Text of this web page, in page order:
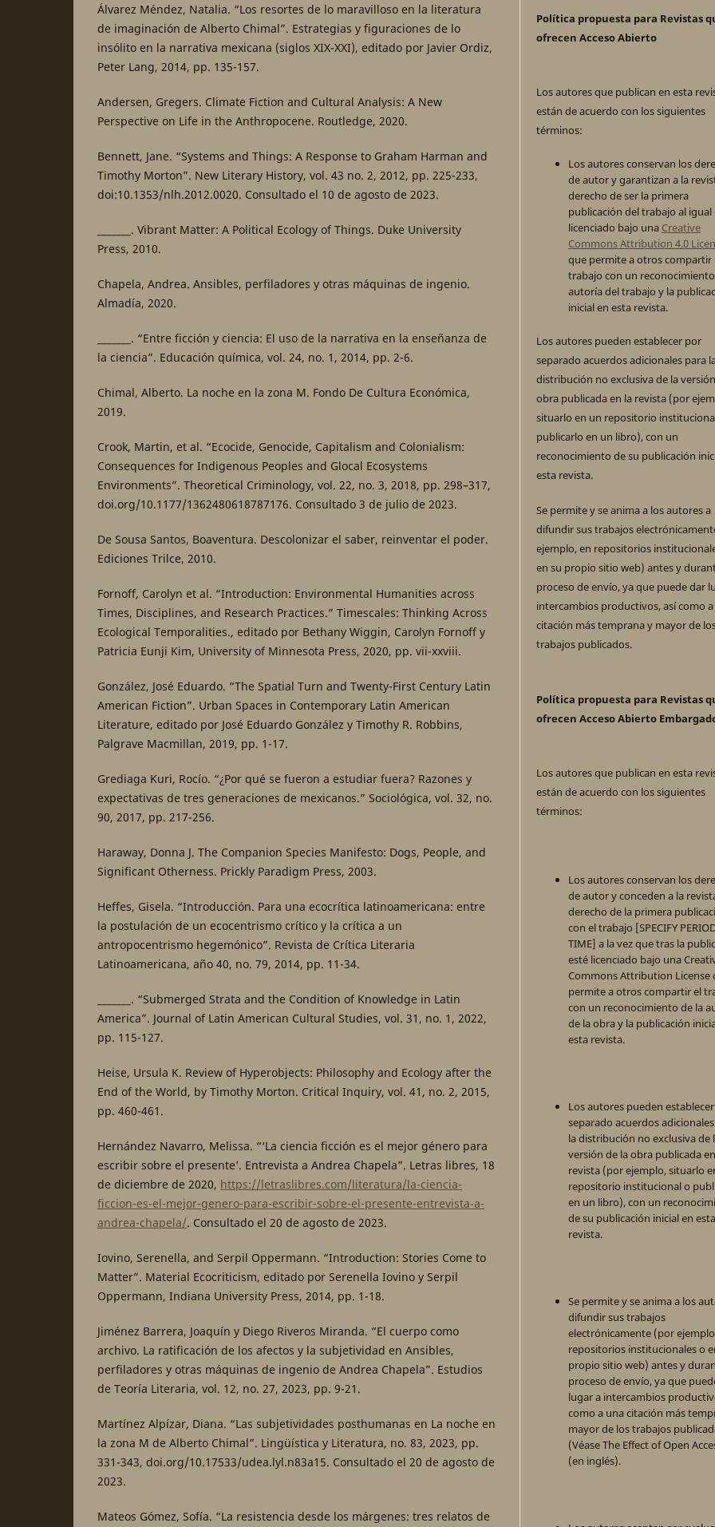
Álvarez Méndez, Natalia. “Los resortes de lo maravilloso en la literatura
de imaginación de Alberto Chimal”. Estrategias y figuraciones de lo
insólito en la narrativa mexicana (siglos XIX-XXI), editado por Javier Ordiz,
Peter Lang, 2014, pp. 135-157.
Andersen, Gregers. Climate Fiction and Cultural Analysis: A New
Perspective on Life in the Anthropocene. Routledge, 2020.
Bennett, Jane. “Systems and Things: A Response to Graham Harman and
Timothy Morton”. New Literary History, vol. 43 no. 2, 2012, pp. 225-233,
doi:10.1353/nlh.2012.0020. Consultado el 10 de agosto de 2023.
_______. Vibrant Matter: A Political Ecology of Things. Duke University
Press, 2010.
Chapela, Andrea. Ansibles, perfiladores y otras máquinas de ingenio.
Almadía, 2020.
_______. “Entre ficción y ciencia: El uso de la narrativa en la enseñanza de
la ciencia”. Educación química, vol. 24, no. 1, 2014, pp. 2-6.
Chimal, Alberto. La noche en la zona M. Fondo De Cultura Económica,
2019.
Crook, Martin, et al. “Ecocide, Genocide, Capitalism and Colonialism:
Consequences for Indigenous Peoples and Glocal Ecosystems
Environments”. Theoretical Criminology, vol. 22, no. 3, 2018, pp. 298–317,
doi.org/10.1177/1362480618787176. Consultado 3 de julio de 2023.
De Sousa Santos, Boaventura. Descolonizar el saber, reinventar el poder.
Ediciones Trilce, 2010.
Fornoff, Carolyn et al. “Introduction: Environmental Humanities across
Times, Disciplines, and Research Practices.” Timescales: Thinking Across
Ecological Temporalities., editado por Bethany Wiggin, Carolyn Fornoff y
Patricia Eunji Kim, University of Minnesota Press, 2020, pp. vii-xxviii.
González, José Eduardo. “The Spatial Turn and Twenty-First Century Latin
American Fiction”. Urban Spaces in Contemporary Latin American
Literature, editado por José Eduardo González y Timothy R. Robbins,
Palgrave Macmillan, 2019, pp. 1-17.
Grediaga Kuri, Rocío. “¿Por qué se fueron a estudiar fuera? Razones y
expectativas de tres generaciones de mexicanos.” Sociológica, vol. 32, no.
90, 2017, pp. 217-256.
Haraway, Donna J. The Companion Species Manifesto: Dogs, People, and
Significant Otherness. Prickly Paradigm Press, 2003.
Heffes, Gisela. “Introducción. Para una ecocrítica latinoamericana: entre
la postulación de un ecocentrismo crítico y la crítica a un
antropocentrismo hegemónico”. Revista de Crítica Literaria
Latinoamericana, año 40, no. 79, 2014, pp. 11-34.
_______. “Submerged Strata and the Condition of Knowledge in Latin
America”. Journal of Latin American Cultural Studies, vol. 31, no. 1, 2022,
pp. 115-127.
Heise, Ursula K. Review of Hyperobjects: Philosophy and Ecology after the
End of the World, by Timothy Morton. Critical Inquiry, vol. 41, no. 2, 2015,
pp. 460-461.
Hernández Navarro, Melissa. “‘La ciencia ficción es el mejor género para
escribir sobre el presente’. Entrevista a Andrea Chapela”. Letras libres, 18
de diciembre de 2020, https://letraslibres.com/literatura/la-ciencia-
ficcion-es-el-mejor-genero-para-escribir-sobre-el-presente-entrevista-a-
andrea-chapela/. Consultado el 20 de agosto de 2023.
Iovino, Serenella, and Serpil Oppermann. “Introduction: Stories Come to
Matter”. Material Ecocriticism, editado por Serenella Iovino y Serpil
Oppermann, Indiana University Press, 2014, pp. 1-18.
Jiménez Barrera, Joaquín y Diego Riveros Miranda. “El cuerpo como
archivo. La ratificación de los afectos y la subjetividad en Ansibles,
perfiladores y otras máquinas de ingenio de Andrea Chapela”. Estudios
de Teoría Literaria, vol. 12, no. 27, 2023, pp. 9-21.
Martínez Alpízar, Diana. “Las subjetividades posthumanas en La noche en
la zona M de Alberto Chimal”. Lingüística y Literatura, no. 83, 2023, pp.
331-343, doi.org/10.17533/udea.lyl.n83a15. Consultado el 20 de agosto de
2023.
Mateos Gómez, Sofía. “La resistencia desde los márgenes: tres relatos de
Política propuesta para Revistas
ofrecen Acceso Abierto
Los autores que publican en esta
están de acuerdo con los siguientes
términos:
Los autores conservan los
de autor y garantizan a la
derecho de ser la primera
publicación del trabajo al igual
licenciado bajo una Creative
Commons Attribution 4.0
que permite a otros compartir
trabajo con un
autoría del trabajo y la
inicial en esta revista.
Los autores pueden establecer por
separado acuerdos adicionales para
distribución no exclusiva de la
obra publicada en la revista (por
situarlo en un repositorio
publicarlo en un libro), con un
reconocimiento de su publicación
esta revista.
Se permite y se anima a los autores a
difundir sus trabajos
ejemplo, en repositorios
en su propio sitio web) antes y
proceso de envío, ya que puede dar
intercambios productivos, así como
citación más temprana y mayor de
trabajos publicados.
Política propuesta para Revistas
ofrecen Acceso Abierto
Los autores que publican en esta
están de acuerdo con los siguientes
términos:
Los autores conservan los
de autor y conceden a la
derecho de la primera
con el trabajo [SPECIFY
TIME] a la vez que tras la
esté licenciado bajo una
Commons Attribution License
permite a otros compartir el
con un reconocimiento de la
de la obra y la publicación
esta revista.
Los autores pueden
separado acuerdos
la distribución no exclusiva de
versión de la obra publicada
revista (por ejemplo, situarlo
repositorio institucional o
en un libro), con un
de su publicación inicial en esta
revista.
Se permite y se anima a los
difundir sus trabajos
electrónicamente (por
repositorios institucionales o
propio sitio web) antes y
proceso de envío, ya que
lugar a intercambios
como a una citación más
mayor de los trabajos
(Véase The Effect of Open
(en inglés).